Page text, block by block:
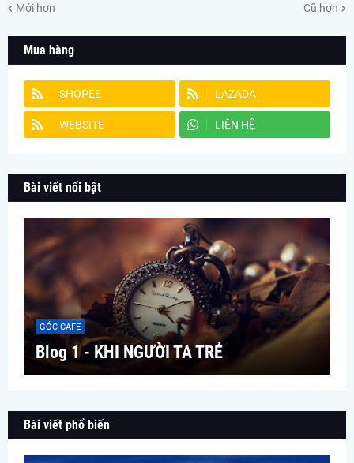
Mới hơn Cũ hơn
Mua hàng
SHOPEE LAZADA
WEBSITE LIÊN HỆ
Bài viết nổi bật
GÓC CAFE
Blog 1 - KHI NGƯỜI TA TRẺ
Bài viết phổ biến